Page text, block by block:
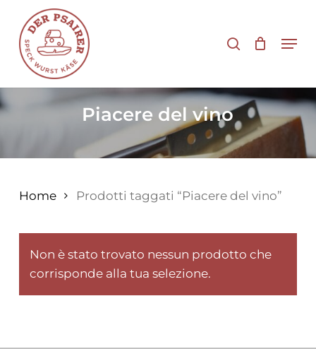
contenuto
principale
Piacere del vino
Home Prodotti taggati “Piacere del vino”
Non è stato trovato nessun prodotto che
corrisponde alla tua selezione.